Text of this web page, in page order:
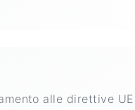
alle direttive